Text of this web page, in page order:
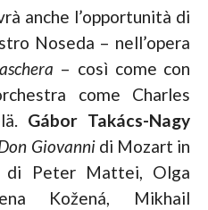
anche l’opportunità di
Noseda – nell’opera
– così come con
come Charles
Gábor Takács-Nagy
Giovannidi Mozart in
di Peter Mattei, Olga
Kožená, Mikhail